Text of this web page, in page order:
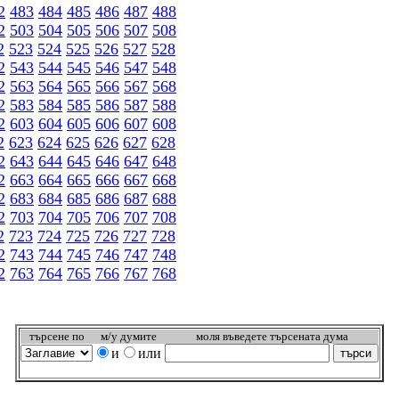
483 484 485 486 487 488
503 504 505 506 507 508
523 524 525 526 527 528
543 544 545 546 547 548
563 564 565 566 567 568
583 584 585 586 587 588
603 604 605 606 607 608
623 624 625 626 627 628
643 644 645 646 647 648
663 664 665 666 667 668
683 684 685 686 687 688
703 704 705 706 707 708
723 724 725 726 727 728
743 744 745 746 747 748
763 764 765 766 767 768
търсeне по м/у думите моля въведете търсената дума
и или